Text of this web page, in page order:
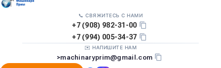
📞 СВЯЖИТЕСЬ С НАМИ
+7 (908) 982-31-00
+7 (994) 005-34-37
✉️ НАПИШИТЕ НАМ
>machinaryprim@gmail.com